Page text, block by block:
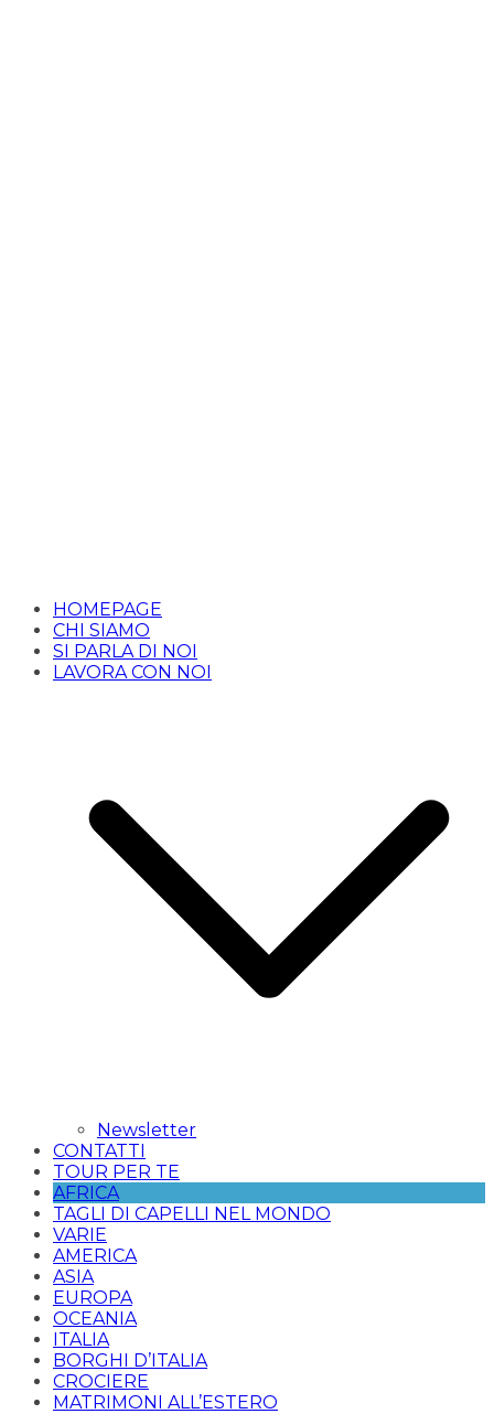
HOMEPAGE
CHI SIAMO
SI PARLA DI NOI
LAVORA CON NOI
Newsletter
CONTATTI
TOUR PER TE
AFRICA
TAGLI DI CAPELLI NEL MONDO
VARIE
AMERICA
ASIA
EUROPA
OCEANIA
ITALIA
BORGHI D’ITALIA
CROCIERE
MATRIMONI ALL’ESTERO